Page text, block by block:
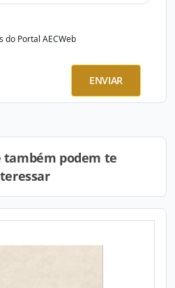
do Portal AECWeb
ENVIAR
também podem te